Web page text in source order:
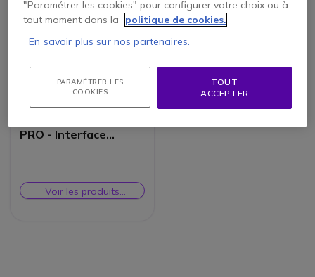
PRO - Interface
Voir les produits
similaires
"Paramétrer les cookies" pour configurer votre choix ou à
tout moment dans la
politique de cookies.
En savoir plus sur nos partenaires.
PARAMÉTRER LES
COOKIES
TOUT
ACCEPTER